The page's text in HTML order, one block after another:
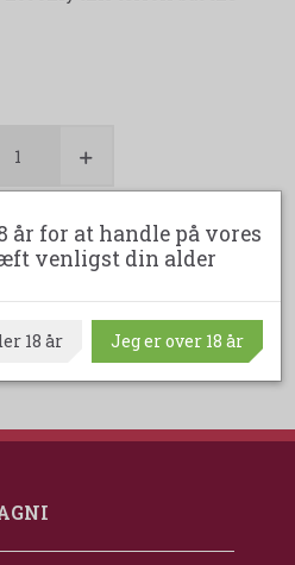
75 cl.
år for at handle på vores
venligst din alder
18 år Jeg er over 18 år